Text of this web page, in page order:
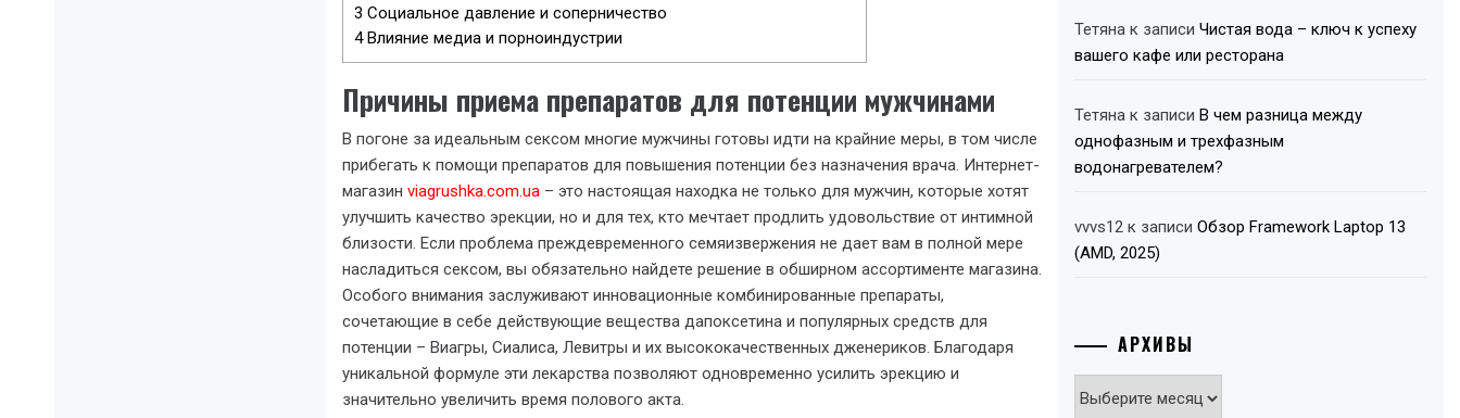
3 Социальное давление и соперничество
4Влияние медиа и порноиндустрии
Причины приема препаратов для потенции мужчинами
В погоне за идеальным сексом многие мужчины готовы идти на крайние меры, в том числе
прибегать к помощи препаратов для повышения потенции без назначения врача. Интернет-
магазин viagrushka.com.ua – это настоящая находка не только для мужчин, которые хотят
улучшить качество эрекции, но и для тех, кто мечтает продлить удовольствие от интимной
близости. Если проблема преждевременного семяизвержения не дает вам в полной мере
насладиться сексом, вы обязательно найдете решение в обширном ассортименте магазина.
Особого внимания заслуживают инновационные комбинированные препараты,
сочетающие в себе действующие вещества дапоксетина и популярных средств для
потенции – Виагры, Сиалиса, Левитры и их высококачественных дженериков. Благодаря
уникальной формуле эти лекарства позволяют одновременно усилить эрекцию и
значительно увеличить время полового акта.
Тетяна к записиЧистая вода – ключ к успеху
вашего кафе или ресторана
Тетяна к записиВ чем разница между
однофазным и трехфазным
водонагревателем?
vvvs12 к записиОбзор Framework Laptop 13
(AMD, 2025)
АРХИВЫ
Архивы